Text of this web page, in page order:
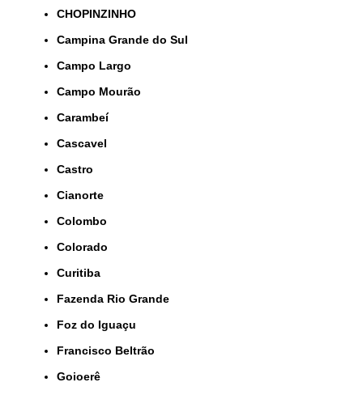
CHOPINZINHO
Campina Grande do Sul
Campo Largo
Campo Mourão
Carambeí
Cascavel
Castro
Cianorte
Colombo
Colorado
Curitiba
Fazenda Rio Grande
Foz do Iguaçu
Francisco Beltrão
Goioerê